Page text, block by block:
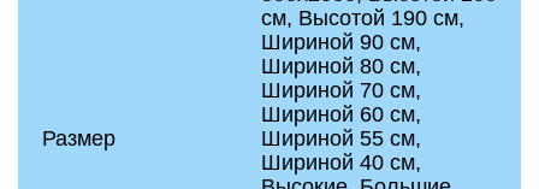
Размер
см, Высотой 190 см,
Шириной 90 см,
Шириной 80 см,
Шириной 70 см,
Шириной 60 см,
Шириной 55 см,
Шириной 40 см,